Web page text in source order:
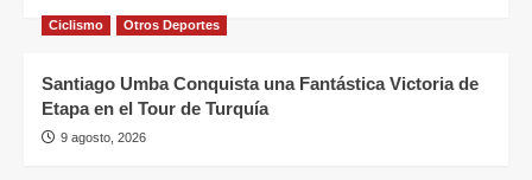
Ciclismo Otros Deportes
Santiago Umba Conquista una Fantástica Victoria de
Etapa en el Tour de Turquía
9 agosto, 2026